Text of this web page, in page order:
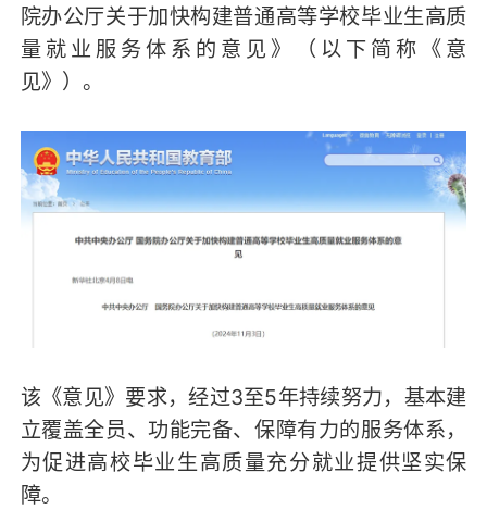
院办公厅关于加快构建普通高等学校毕业生高质
量就业服务体系的意见》（以下简称《意
见》）。
该《意见》要求，经过3至5年持续努力，基本建
立覆盖全员、功能完备、保障有力的服务体系，
为促进高校毕业生高质量充分就业提供坚实保
障。